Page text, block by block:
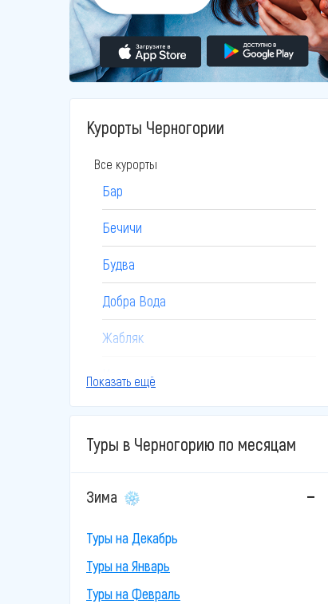
Курорты Черногории
Все курорты
Бар
Бечичи
Будва
Добра Вода
Жабляк
Колашин
Котор
Подгорица
Пржно
Показать ещё
Туры в Черногорию по месяцам
Зима
Туры на Декабрь
Туры на Январь
Туры на Февраль